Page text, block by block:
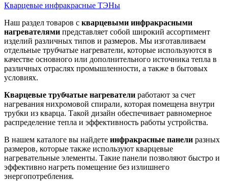
Кварцевые инфракрасные ТЭНы
Наш раздел товаров с кварцевыми инфракрасными
нагревателями представляет собой широкий ассортимент
изделий различных типов и размеров. Мы изготавливаем
отдельные трубчатые нагреватели, которые используются в
качестве основного или дополнительного источника тепла в
различных отраслях промышленности, а также в бытовых
условиях.
Кварцевые трубчатые нагреватели работают за счет
нагревания нихромовой спирали, которая помещена внутри
трубки из кварца. Такой дизайн обеспечивает равномерное
распределение тепла и эффективность работы устройства.
В нашем каталоге вы найдете инфракрасные панели разных
размеров, которые также используют кварцевые
нагревательные элементы. Такие панели позволяют быстро и
эффективно нагреть помещение без излишнего
энергопотребления.